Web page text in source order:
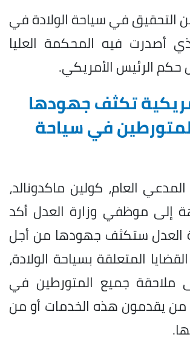
التحقيق في سياحة الولادة في
أصدرت فيه المحكمة العليا
حكم الرئيس الأمريكي.
تكثف جهودها
في سياحة
العام، كولين ماكدونالد،
إلى موظفي وزارة العدل أكد
العدل ستكثف جهودها من أجل
المتعلقة بسياحة الولادة،
جميع المتورطين في
من يقدمون هذه الخدمات أو من